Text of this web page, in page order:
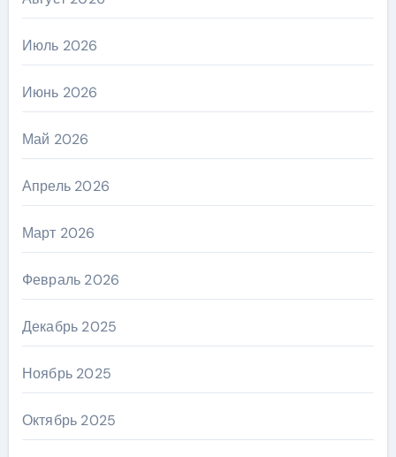
Июль 2026
Июнь 2026
Май 2026
Апрель 2026
Март 2026
Февраль 2026
Декабрь 2025
Ноябрь 2025
Октябрь 2025